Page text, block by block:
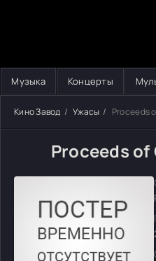
Музыка Концерты
Кино Завод Ужасы Proceeds
Proceeds of